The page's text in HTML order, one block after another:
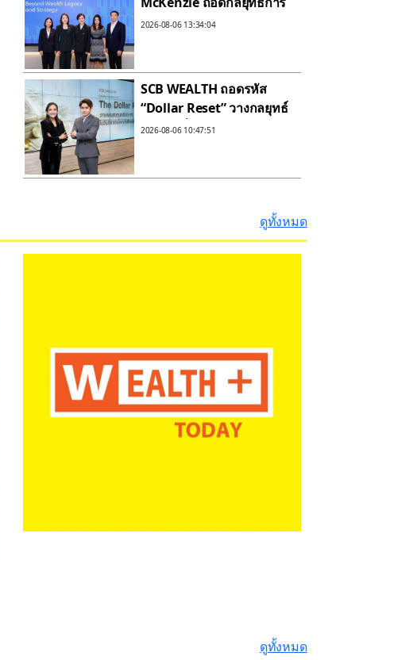
สร้าง ปกป้อง และส่งต่อ
ไม่มีแผนสืบทอดกิจการที่
ชัดเจน
2026-08-06 13:34:04
SCB WEALTH ถอดรหัส
“Dollar Reset” วางกลยุทธ์
ลงทุนครึ่งปีหลัง แนะถือหุ้น
กลาง
2026-08-06 10:47:51
ดูทั้งหมด
ดูทั้งหมด